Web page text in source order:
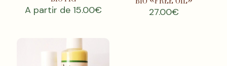
A partir de 15.00€ 27.00€